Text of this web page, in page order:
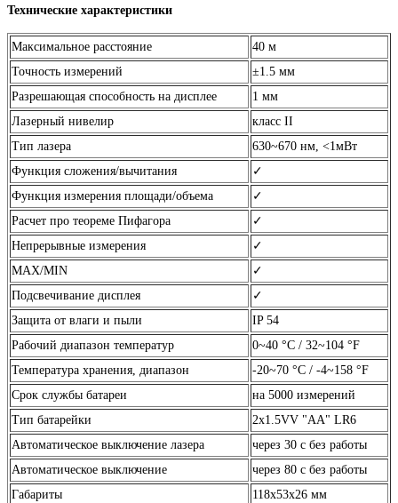
Технические характеристики
Максимальное расстояние
40 м
Точность измерений
±1.5 мм
Разрешающая способность на дисплее
1 мм
Лазерный нивелир
класс ІІ
Тип лазера
630~670 нм, <1мВт
Функция сложения/вычитания
✓
Функция измерения площади/объема
✓
Расчет про теореме Пифагора
✓
Непрерывные измерения
✓
MAX/MIN
✓
Подсвечивание дисплея
✓
Защита от влаги и пыли
IP 54
Рабочий диапазон температур
0~40 °С / 32~104 °F
Температура хранения, диапазон
-20~70 °С / -4~158 °F
Срок службы батареи
на 5000 измерений
Тип батарейки
2х1.5VV "AA" LR6
Автоматическое выключение лазера
через 30 с без работы
Автоматическое выключение
через 80 с без работы
Габариты
118х53х26 мм